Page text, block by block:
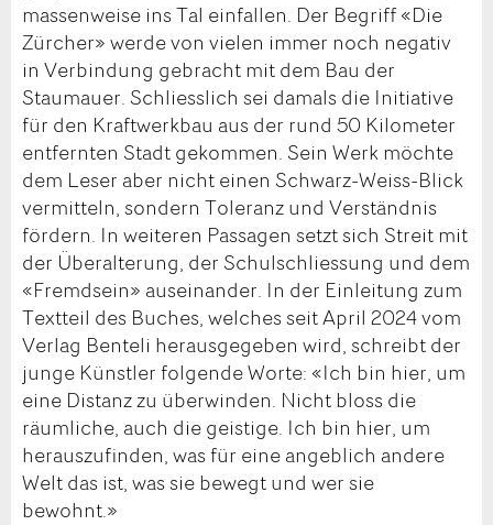
massenweise ins Tal einfallen. Der Begriff «Die
Zürcher» werde von vielen immer noch negativ
in Verbindung gebracht mit dem Bau der
Staumauer. Schliesslich sei damals die Initiative
für den Kraftwerkbau aus der rund 50 Kilometer
entfernten Stadt gekommen. Sein Werk möchte
dem Leser aber nicht einen Schwarz-Weiss-Blick
vermitteln, sondern Toleranz und Verständnis
fördern. In weiteren Passagen setzt sich Streit mit
der Überalterung, der Schulschliessung und dem
«Fremdsein» auseinander. In der Einleitung zum
Textteil des Buches, welches seit April 2024 vom
Verlag Benteli herausgegeben wird, schreibt der
junge Künstler folgende Worte: «Ich bin hier, um
eine Distanz zu überwinden. Nicht bloss die
räumliche, auch die geistige. Ich bin hier, um
herauszufinden, was für eine angeblich andere
Welt das ist, was sie bewegt und wer sie
bewohnt.»